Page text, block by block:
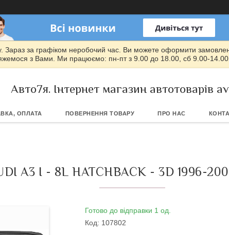
Зараз за графіком неробочий час. Ви можете оформити
з Вами. Ми працюємо: пн-пт з 9.00 до 18.00, сб 9.00-14.00.
Авто7я. Інтернет магазин автотоварів
ОПЛАТА ПОВЕРНЕННЯ ТОВАРУ ПРО НАС
I - 8L HATCHBACK - 3D 1996-
Готово до відправки 1 од.
Код: 107802